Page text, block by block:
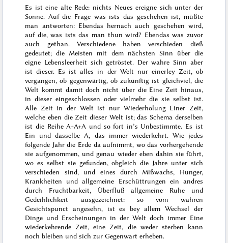
Es ist eine alte Rede: nichts Neues ereigne sich unter der
Sonne. Auf die Frage was ists das geschehen ist, müßte
man antworten: Ebendas hernach auch geschehen wird,
auf die, was ists das man thun wird? Ebendas was zuvor
auch gethan. Verschiedene haben verschieden dieß
gedeutet; die Meisten mit dem nächsten Sinn über die
eigne Lebensleerheit sich getröstet. Der wahre Sinn aber
ist dieser. Es ist alles in der Welt nur einerley Zeit, ob
vergangen, ob gegenwärtig, ob zukünftig ist gleichviel, die
Welt kommt damit doch nicht über die Eine Zeit hinaus,
in dieser eingeschlossen oder vielmehr die sie selbst ist.
Alle Zeit in der Welt ist nur Wiederholung Einer Zeit,
welche eben die Zeit dieser Welt ist; das Schema derselben
ist die Reihe A+A+A und so fort in’s Unbestimmte. Es ist
Ein und dasselbe A, das immer wiederkehrt. Wie jedes
folgende Jahr die Erde da aufnimmt, wo das vorhergehende
sie aufgenommen, und genau wieder eben dahin sie führt,
wo es selbst sie gefunden, obgleich die Jahre unter sich
verschieden sind, und eines durch Mißwachs, Hunger,
Krankheiten und allgemeine Erschüttrungen ein andres
durch Fruchtbarkeit, Überfluß allgemeine Ruhe und
Gedeihlichkeit ausgezeichnet: so vom wahren
Gesichtspunct angesehn, ist es bey allem Wechsel der
Dinge und Erscheinungen in der Welt doch immer Eine
wiederkehrende Zeit, eine Zeit, die weder sterben kann
noch bleiben und sich zur Gegenwart erheben.